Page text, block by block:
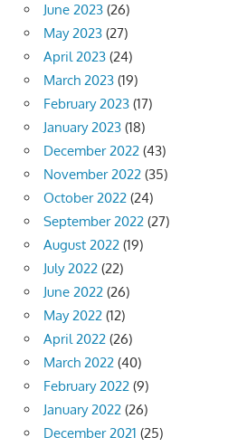
June 2023 (26)
May 2023 (27)
April 2023 (24)
March 2023 (19)
February 2023 (17)
January 2023 (18)
December 2022 (43)
November 2022 (35)
October 2022 (24)
September 2022 (27)
August 2022 (19)
July 2022 (22)
June 2022 (26)
May 2022 (12)
April 2022 (26)
March 2022 (40)
February 2022 (9)
January 2022 (26)
December 2021 (25)